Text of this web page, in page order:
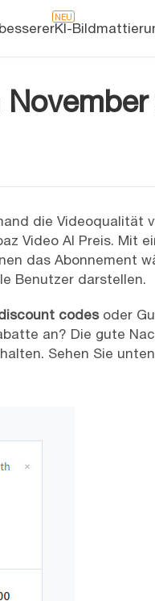
NEU
KI-
die Videoqualität
Video AI Preis. Mit
das Abonnement
Benutzer darstellen.
codesoder
an? Die gute
Sehen Sie